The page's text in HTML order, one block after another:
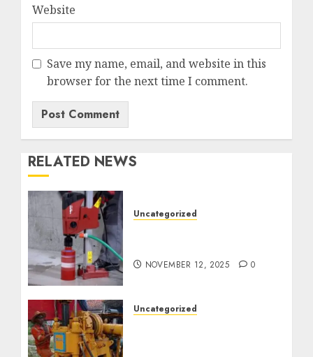
Website
Save my name, email, and website in this
browser for the next time I comment.
RELATED NEWS
Uncategorized
NOVEMBER 12, 2025 0
Uncategorized